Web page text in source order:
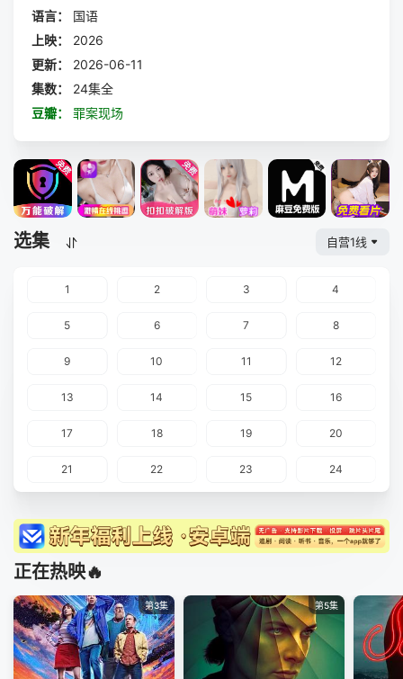
语言：
国语
上映：
2026
更新：
2026-06-11
集数：
24集全
豆瓣：
罪案现场
选集 自营1线
1 2 3 4
5 6 7 8
9 10 11 12
13 14 15 16
17 18 19 20
21 22 23 24
正在热映🔥
第3集 第5集